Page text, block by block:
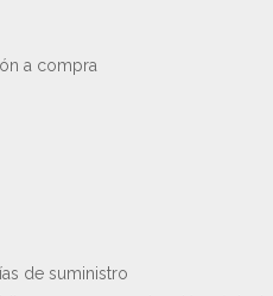
a compra
de suministro